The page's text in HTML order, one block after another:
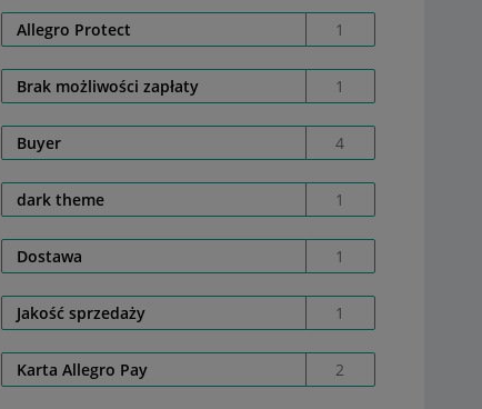
Allegro Protect 1
Brak możliwości zapłaty 1
Buyer 4
dark theme 1
Dostawa 1
Jakość sprzedaży 1
Karta Allegro Pay 2